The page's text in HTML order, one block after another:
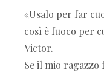
«Usalo per far
così è fuoco per
Victor.
Se il mio ragazzo